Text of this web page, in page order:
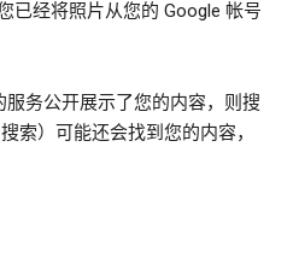
已经将照片从您的 Google 帐号
务公开展示了您的内容，则搜
索）可能还会找到您的内容，